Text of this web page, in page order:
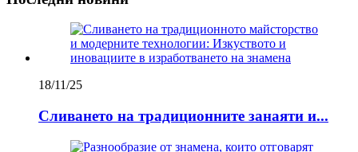
18/11/25
Сливането на традиционните занаяти и...